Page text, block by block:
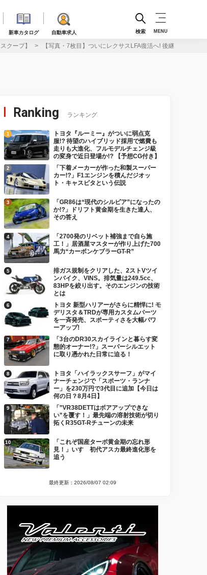
新車カタログ 自動車求人 検索 MENU
クープ】 【写真・7枚目】ついにレクサスLFA復活へ! 後継モデルは
Ranking ランキング
トヨタ『ルーミー』がついに弱点克
服!? 待望のハイブリッド採用で燃費も
走りも大進化、フルモデルチェンジ級
の変身で近日登場か!? 【予想CG付き】
「下着メーカーが作った和製スーパー
カー!?」F1エンジンを積んだジオッ
ト・キャスピタという伝説
「GR86は“現代のシルビア”になったの
か!?」ドリフト黄金期を生きた達人、
その答え
「2700発のリベット補強まで自ら施
工！」居酒屋マスターが作り上げた700
馬力“カーボンケブラーGT-R”
排ガス規制をクリアした、2ストVツイ
ンバイク、VINS。排気量は249.5cc、
83HPを絞り出す。そのエンジンの技術
とは
トヨタ 新型ハリアーがさらに精悍に! モ
デリスタ＆TRDが専用カスタムパーツ
を一斉発売、スポーティさを大幅パワ
ーアップ!
「3台のDR30スカイラインと暮らす変
態的オーナー!?」スーパーシルエット
に取り憑かれた日常に迫る！
トヨタ「ハイラックスサーフ」がマイ
ナーチェンジで「スポーツ・ランナ
ー」を230万円で3代目に追加【今日は
何の日？8月4日】
「”VR38DETTはボアアップできな
い”を覆す！」最先端の溶射技術が切り
拓くR35GT-Rチューンの未来
「これぞ国産ターボ黄金期の忘れ形
見！」いすゞ初代アスカ最終進化形を
追う
最終更新：2026/08/07 02:09